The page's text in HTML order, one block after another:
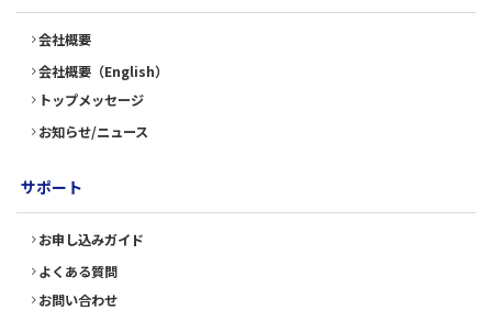
会社概要
会社概要（English）
トップメッセージ
お知らせ/ニュース
サポート
お申し込みガイド
よくある質問
お問い合わせ